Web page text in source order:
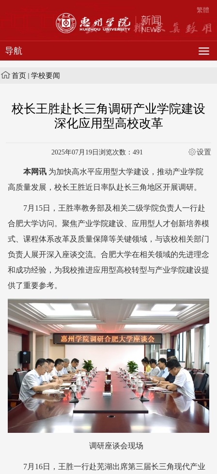
繁體
导航
首页 学校要闻
校长王胜赴长三角调研产业学院建设
深化应用型高校改革
2025年07月19日 浏览次数： 491 设置
本网讯 为加快高水平应用型大学建设，推动产业学院
高质量发展， 校长王胜近日率队赴长三角地区开展调研。
7月15日，王胜率教务部及相关二级学院负责人一行赴
合肥大学访问。聚焦产业学院建设、应用型人才创新培养模
式、课程体系改革及质量保障等关键领域，与该校相关部门
负责人展开深入座谈交流。合肥大学在相关领域的先进理念
和成功经验，为我校推进应用型高校转型与产业学院建设提
供了重要参考。
调研座谈会现场
7月16日，王胜一行赴芜湖出席第三届长三角现代产业